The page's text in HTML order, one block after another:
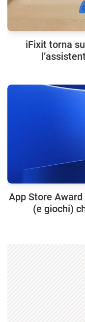
iFixit torna
App Store
(e giochi)